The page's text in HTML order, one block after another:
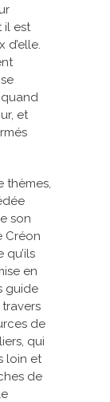
il est
d’elle.
et
thèmes,
son
Créon
en
guide
de
qui
loin et
de